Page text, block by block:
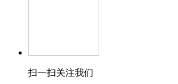
扫一扫关注我们